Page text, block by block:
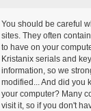
You should be careful
sites. They often
to have on your
Kristanix serials and
information, so we
modified... And did you
your computer? Many
visit it, so if you don't